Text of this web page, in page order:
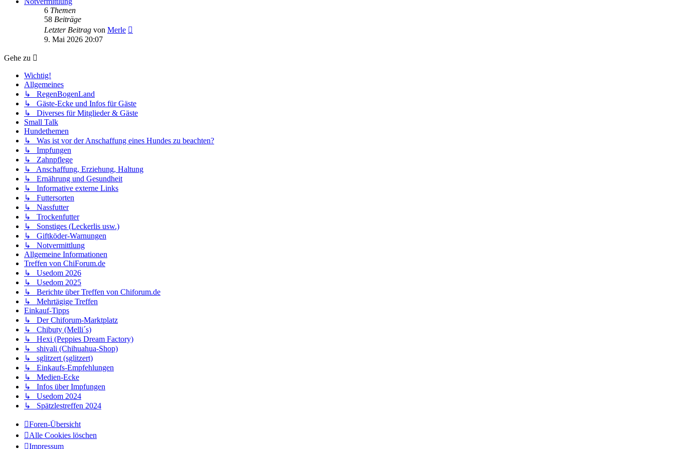
6 Themen
58 Beiträge
Letzter Beitrag von Merle
9. Mai 2026 20:07
Gehe zu
Wichtig!
Allgemeines
↳ RegenBogenLand
↳ Gäste-Ecke und Infos für Gäste
↳ Diverses für Mitglieder & Gäste
Small Talk
Hundethemen
↳ Was ist vor der Anschaffung eines Hundes zu beachten?
↳ Impfungen
↳ Zahnpflege
↳ Anschaffung, Erziehung, Haltung
↳ Ernährung und Gesundheit
↳ Informative externe Links
↳ Futtersorten
↳ Nassfutter
↳ Trockenfutter
↳ Sonstiges (Leckerlis usw.)
↳ Giftköder-Warnungen
↳ Notvermittlung
Allgemeine Informationen
Treffen von ChiForum.de
↳ Usedom 2026
↳ Usedom 2025
↳ Berichte über Treffen von Chiforum.de
↳ Mehrtägige Treffen
Einkauf-Tipps
↳ Der Chiforum-Marktplatz
↳ Chibuty (Melli´s)
↳ Hexi (Peppies Dream Factory)
↳ shivali (Chihuahua-Shop)
↳ sglitzert (sglitzert)
↳ Einkaufs-Empfehlungen
↳ Medien-Ecke
↳ Infos über Impfungen
↳ Usedom 2024
↳ Spätzlestreffen 2024
Foren-Übersicht
Alle Cookies löschen
Impressum